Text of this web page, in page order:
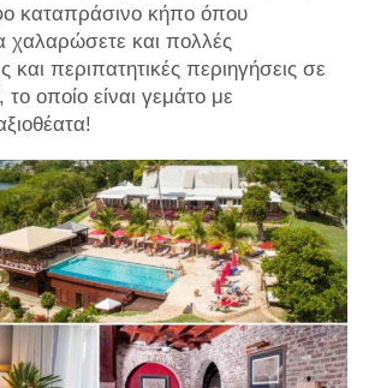
καταπράσινο κήπο όπου
χαλαρώσετε και πολλές
και περιπατητικές περιηγήσεις σε
το οποίο είναι γεμάτο με